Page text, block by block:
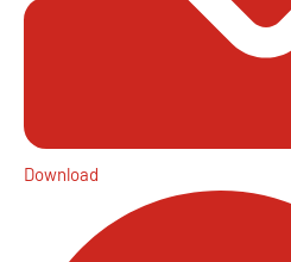
Download